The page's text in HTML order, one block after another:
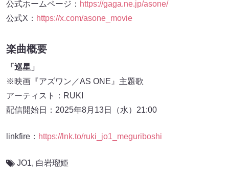
公式ホームページ： https://gaga.ne.jp/asone/
公式X： https://x.com/asone_movie
楽曲概要
「巡星」
※映画『アズワン／AS ONE』主題歌
アーティスト：RUKI
配信開始日：2025年8月13日（水）21:00
linkfire： https://lnk.to/ruki_jo1_meguriboshi
JO1, 白岩瑠姫